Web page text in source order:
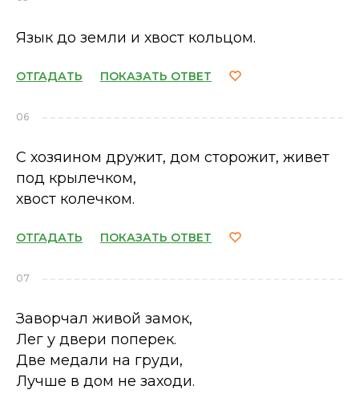
Язык до земли и хвост кольцом.
ОТГАДАТЬ ПОКАЗАТЬ ОТВЕТ
06
С хозяином дружит, дом сторожит, живет
под крылечком,
хвост колечком.
ОТГАДАТЬ ПОКАЗАТЬ ОТВЕТ
07
Заворчал живой замок,
Лег у двери поперек.
Две медали на груди,
Лучше в дом не заходи.